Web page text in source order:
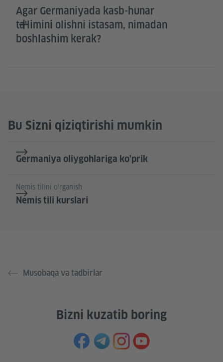
Agar Germaniyada kasb-hunar
ta'limini olishni istasam, nimadan
boshlashim kerak?
Bu Sizni qiziqtirishi mumkin
Germaniya oliygohlariga ko'prik
Nemis tilini o'rganish
Nemis tili kurslari
Musobaqa va tadbirlar
Bizni kuzatib boring